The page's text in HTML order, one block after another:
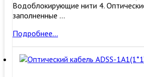
Водоблокирующие нити 4.
заполненные …
ОКСН
G.652D
7кН
Подробнее…